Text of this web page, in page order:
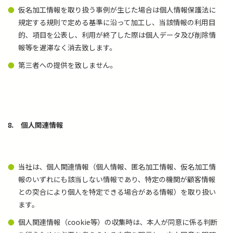
仮名加工情報を取り扱う事例が生じた場合は個人情報保護法に
規定する規則で定める基準に沿って加工し、当該情報の利用目
的、項目を公表し、利用が終了した際は個人データ及び削除情
報等を遅滞なく消去致します。
第三者への提供を致しません。
8. 個人関連情報
当社は、個人関連情報（個人情報、匿名加工情報、仮名加工情
報のいずれにも該当しない情報であり、特定の機関が顧客情報
との突合により個人を特定できる場合がある情報）を取り扱い
ます。
個人関連情報（cookie等）の収集時は、本人が同意に係る判断